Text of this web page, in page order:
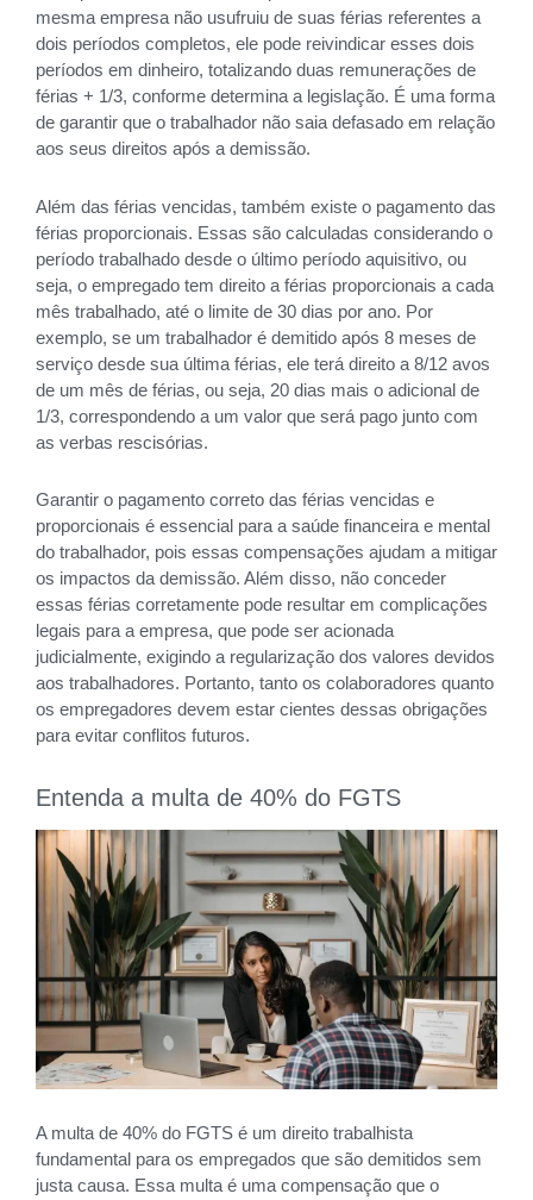
mesma empresa não usufruiu de suas férias referentes a
dois períodos completos, ele pode reivindicar esses dois
períodos em dinheiro, totalizando duas remunerações de
férias + 1/3, conforme determina a legislação. É uma forma
de garantir que o trabalhador não saia defasado em relação
aos seus direitos após a demissão.
Além das férias vencidas, também existe o pagamento das
férias proporcionais. Essas são calculadas considerando o
período trabalhado desde o último período aquisitivo, ou
seja, o empregado tem direito a férias proporcionais a cada
mês trabalhado, até o limite de 30 dias por ano. Por
exemplo, se um trabalhador é demitido após 8 meses de
serviço desde sua última férias, ele terá direito a 8/12 avos
de um mês de férias, ou seja, 20 dias mais o adicional de
1/3, correspondendo a um valor que será pago junto com
as verbas rescisórias.
Garantir o pagamento correto das férias vencidas e
proporcionais é essencial para a saúde financeira e mental
do trabalhador, pois essas compensações ajudam a mitigar
os impactos da demissão. Além disso, não conceder
essas férias corretamente pode resultar em complicações
legais para a empresa, que pode ser acionada
judicialmente, exigindo a regularização dos valores devidos
aos trabalhadores. Portanto, tanto os colaboradores quanto
os empregadores devem estar cientes dessas obrigações
para evitar conflitos futuros.
Entenda a multa de 40% do FGTS
A multa de 40% do FGTS é um direito trabalhista
fundamental para os empregados que são demitidos sem
justa causa. Essa multa é uma compensação que o